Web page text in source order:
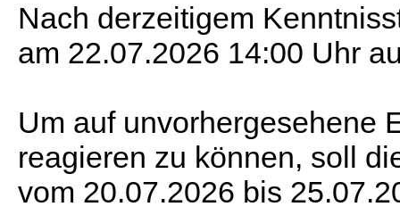
Nach derzeitigem
am 22.07.2026 14:00 Uhr
Um auf unvorhergesehene
reagieren zu können, soll
vom 20.07.2026 bis